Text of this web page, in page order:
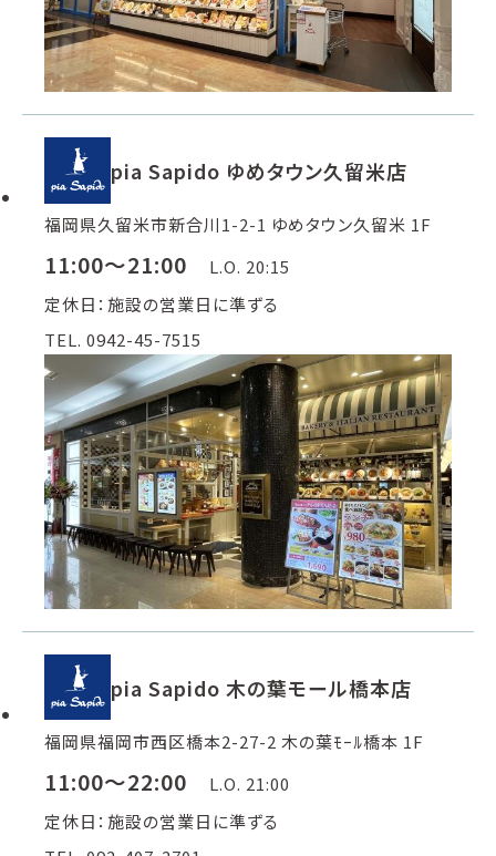
pia Sapido ゆめタウン久留米店
福岡県久留米市新合川1-2-1 ゆめタウン久留米 1F
11:00～21:00
L.O. 20:15
定休日：施設の営業日に準ずる
TEL. 0942-45-7515
pia Sapido 木の葉モール橋本店
福岡県福岡市西区橋本2-27-2 木の葉ﾓｰﾙ橋本 1F
11:00～22:00
L.O. 21:00
定休日：施設の営業日に準ずる